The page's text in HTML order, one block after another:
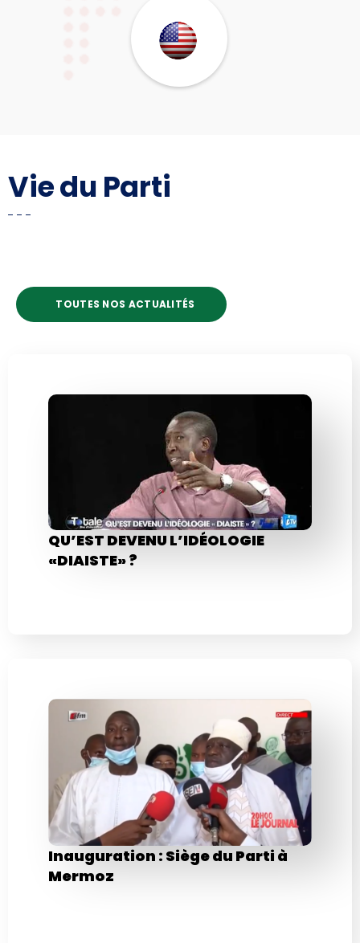
Vie du Parti
TOUTES NOS ACTUALITÉS
QU’EST DEVENU L’IDÉOLOGIE
«DIAISTE» ?
Inauguration : Siège du Parti à
Mermoz